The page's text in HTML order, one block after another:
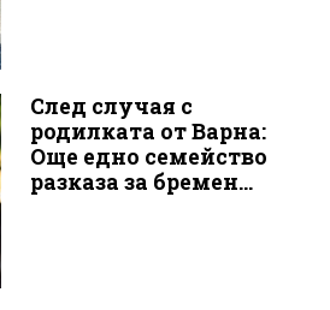
След случая с
родилката от Варна:
Още едно семейство
разказа за бремен...